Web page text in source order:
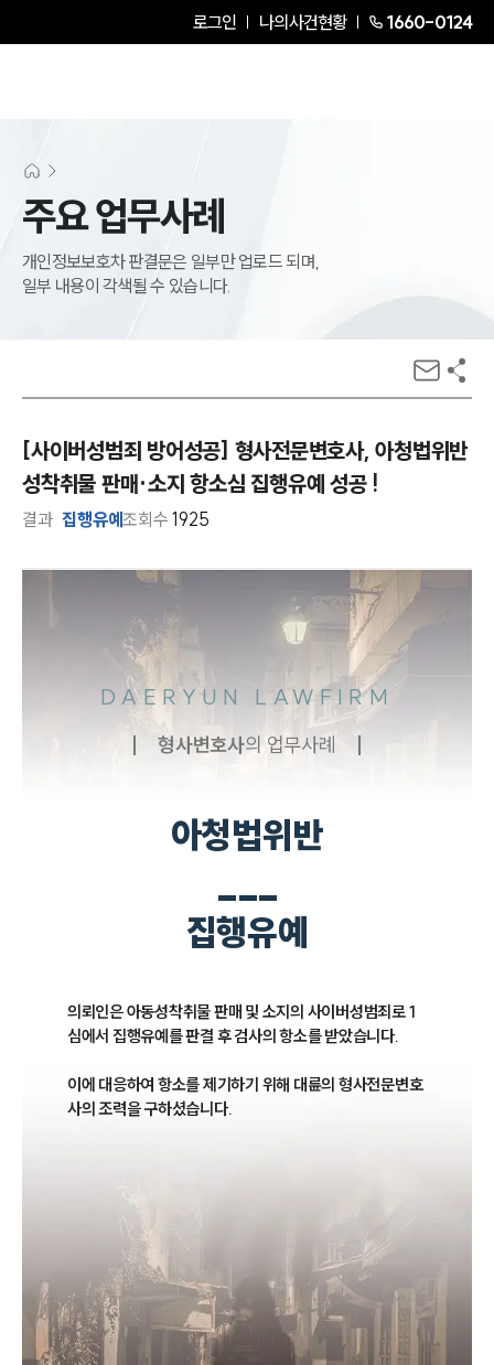
로그인 나의사건현황 1660-0124
주요 업무사례
개인정보보호차 판결문은 일부만 업로드 되며,
일부 내용이 각색될 수 있습니다.
[사이버성범죄 방어성공] 형사전문변호사, 아청법위반
성착취물 판매·소지 항소심 집행유예 성공 !
결과 집행유예조회수1925
DAERYUN LAWFIRM
형사변호사의 업무사례
아청법위반
___
집행유예
의뢰인은 아동성착취물 판매 및 소지의 사이버성범죄로 1
심에서 집행유예를 판결 후 검사의 항소를 받았습니다.
이에 대응하여 항소를 제기하기 위해 대륜의 형사전문변호
사의 조력을 구하셨습니다.